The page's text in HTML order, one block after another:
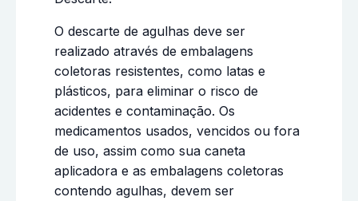
O descarte de agulhas deve ser
realizado através de embalagens
coletoras resistentes, como latas e
plásticos, para eliminar o risco de
acidentes e contaminação. Os
medicamentos usados, vencidos ou fora
de uso, assim como sua caneta
aplicadora e as embalagens coletoras
contendo agulhas, devem ser